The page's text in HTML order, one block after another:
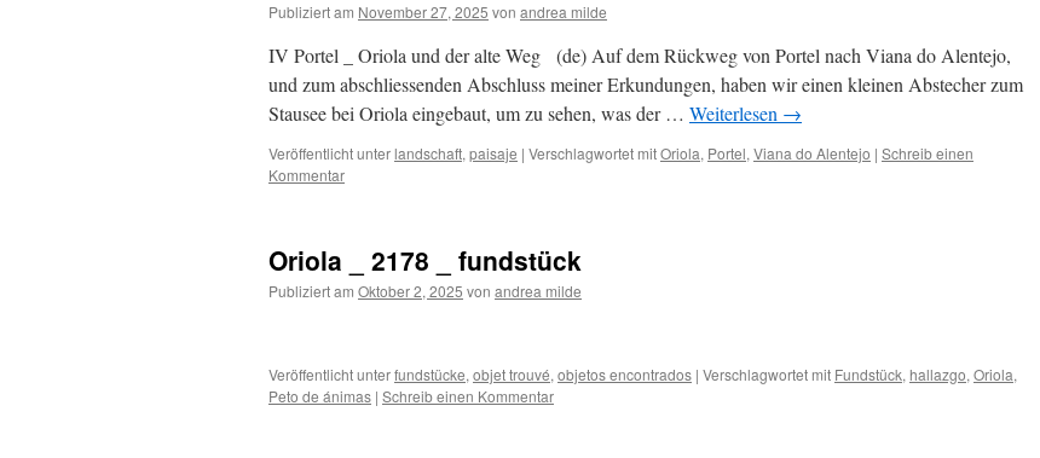
Publiziert am November 27, 2025 von andrea milde
IV Portel _ Oriola und der alte Weg (de) Auf dem Rückweg von Portel nach Viana do Alentejo,
und zum abschliessenden Abschluss meiner Erkundungen, haben wir einen kleinen Abstecher zum
Stausee bei Oriola eingebaut, um zu sehen, was der … Weiterlesen →
Veröffentlicht unterlandschaft, paisaje | Verschlagwortet mitOriola, Portel, Viana do Alentejo | Schreib einen
Kommentar
Oriola _ 2178 _ fundstück
Publiziert am Oktober 2, 2025 von andrea milde
Veröffentlicht unterfundstücke, objet trouvé, objetos encontrados | Verschlagwortet mit Fundstück, hallazgo, Oriola,
Peto de ánimas | Schreib einen Kommentar